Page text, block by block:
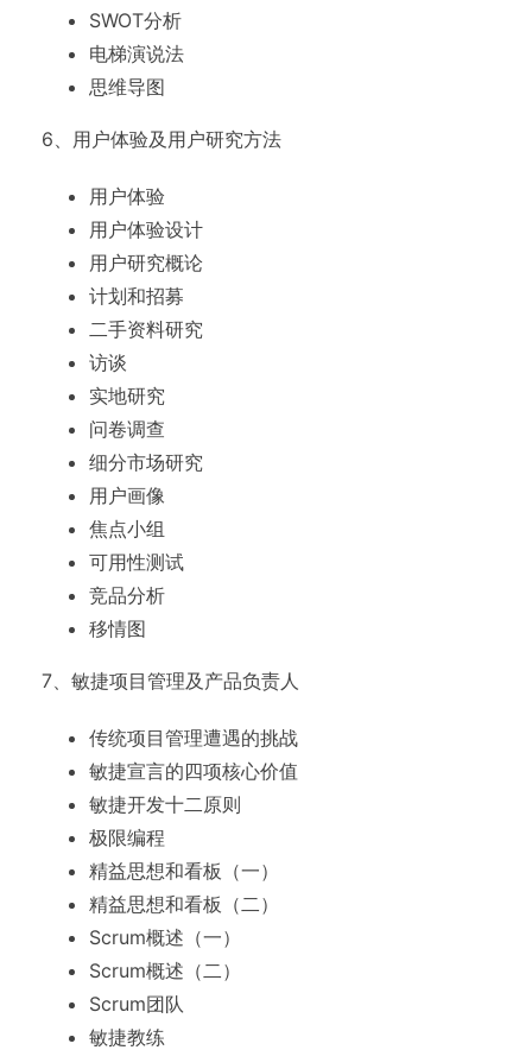
SWOT分析
电梯演说法
思维导图
6、用户体验及用户研究方法
用户体验
用户体验设计
用户研究概论
计划和招募
二手资料研究
访谈
实地研究
问卷调查
细分市场研究
用户画像
焦点小组
可用性测试
竞品分析
移情图
7、敏捷项目管理及产品负责人
传统项目管理遭遇的挑战
敏捷宣言的四项核心价值
敏捷开发十二原则
极限编程
精益思想和看板（一）
精益思想和看板（二）
Scrum概述（一）
Scrum概述（二）
Scrum团队
敏捷教练